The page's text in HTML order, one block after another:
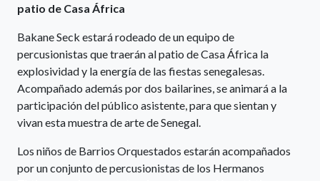
patio de Casa África
Bakane Seck estará rodeado de un equipo de
percusionistas que traerán al patio de Casa África la
explosividad y la energía de las fiestas senegalesas.
Acompañado además por dos bailarines, se animará a la
participación del público asistente, para que sientan y
vivan esta muestra de arte de Senegal.
Los niños de Barrios Orquestados estarán acompañados
por un conjunto de percusionistas de los Hermanos